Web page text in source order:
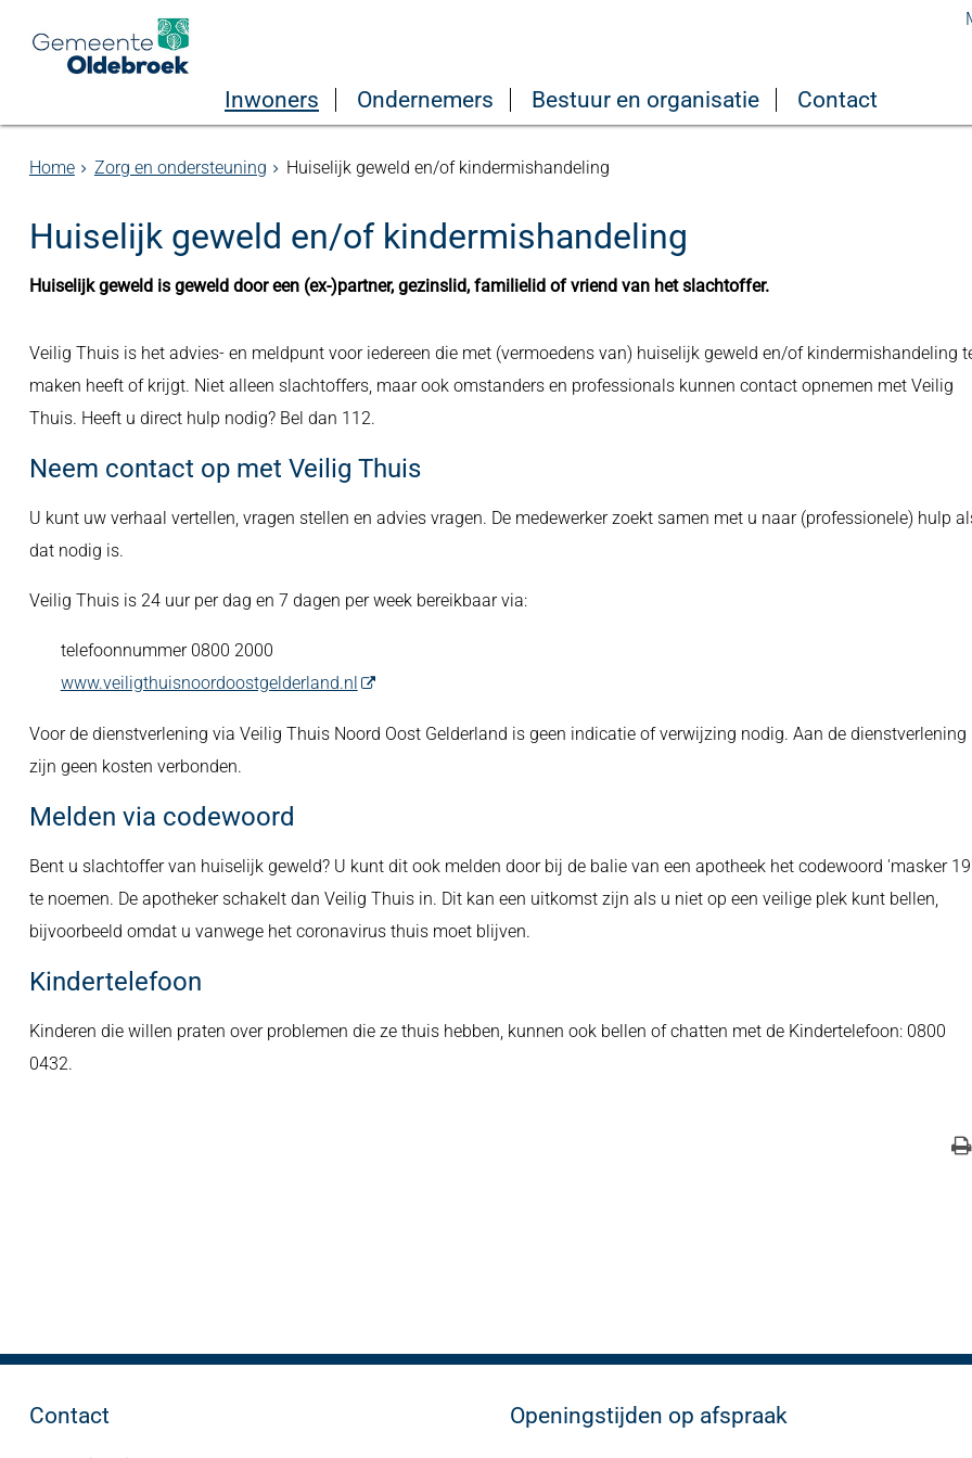
Inwoners Ondernemers Bestuur en organisatie Contact
Home Zorg en ondersteuning Huiselijk geweld en/of kindermishandeling
Huiselijk geweld en/of kindermishandeling
Huiselijk geweld is geweld door een (ex-)partner, gezinslid, familielid of vriend van het slachtoffer.
Veilig Thuis is het advies- en meldpunt voor iedereen die met (vermoedens van) huiselijk geweld en/of kindermishandeling
maken heeft of krijgt. Niet alleen slachtoffers, maar ook omstanders en professionals kunnen contact opnemen met Veilig
Thuis. Heeft u direct hulp nodig? Bel dan 112.
Neem contact op met Veilig Thuis
U kunt uw verhaal vertellen, vragen stellen en advies vragen. De medewerker zoekt samen met u naar (professionele) hulp
dat nodig is.
Veilig Thuis is 24 uur per dag en 7 dagen per week bereikbaar via:
telefoonnummer 0800 2000
www.veiligthuisnoordoostgelderland.nl
Voor de dienstverlening via Veilig Thuis Noord Oost Gelderland is geen indicatie of verwijzing nodig. Aan de dienstverlening
zijn geen kosten verbonden.
Melden via codewoord
Bent u slachtoffer van huiselijk geweld? U kunt dit ook melden door bij de balie van een apotheek het codewoord 'masker
te noemen. De apotheker schakelt dan Veilig Thuis in. Dit kan een uitkomst zijn als u niet op een veilige plek kunt bellen,
bijvoorbeeld omdat u vanwege het coronavirus thuis moet blijven.
Kindertelefoon
Kinderen die willen praten over problemen die ze thuis hebben, kunnen ook bellen of chatten met de Kindertelefoon: 0800
0432.
Contact Openingstijden op afspraak